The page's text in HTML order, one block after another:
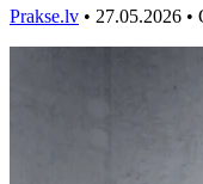
Prakse.lv • 27.05.2026 •